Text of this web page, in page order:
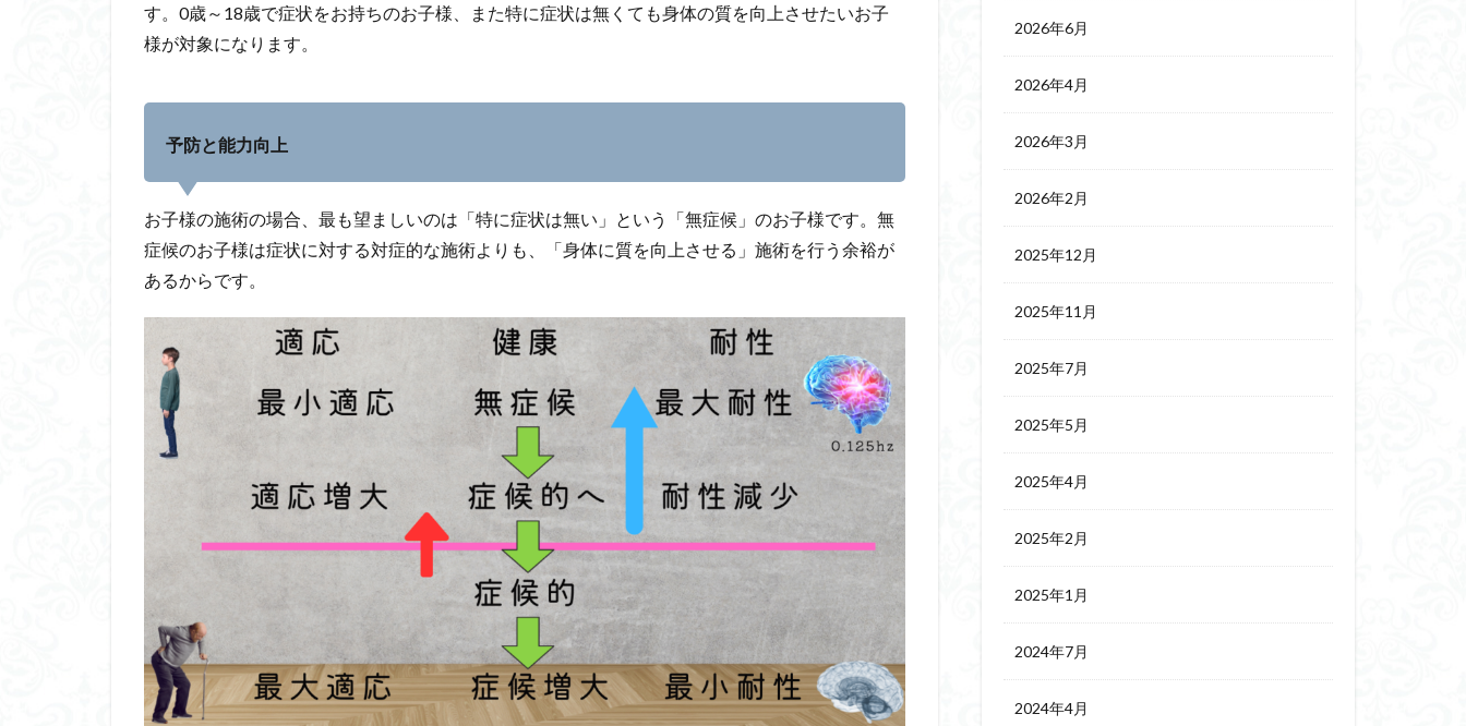
す。 0歳～18歳で症状をお持ちのお子様、また特に症状は無くても身体の質を向上させたいお子
様が対象になります。
予防と能力向上
お子様の施術の場合、最も望ましいのは「特に症状は無い」という「無症候」のお子様です。無
症候のお子様は症状に対する対症的な施術よりも、「身体に質を向上させる」施術を行う余裕が
あるからです。
2026年6月
2026年4月
2026年3月
2026年2月
2025年12月
2025年11月
2025年7月
2025年5月
2025年4月
2025年2月
2025年1月
2024年7月
2024年4月